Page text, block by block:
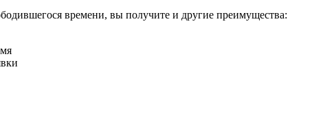
времени, вы получите и другие преимущества: